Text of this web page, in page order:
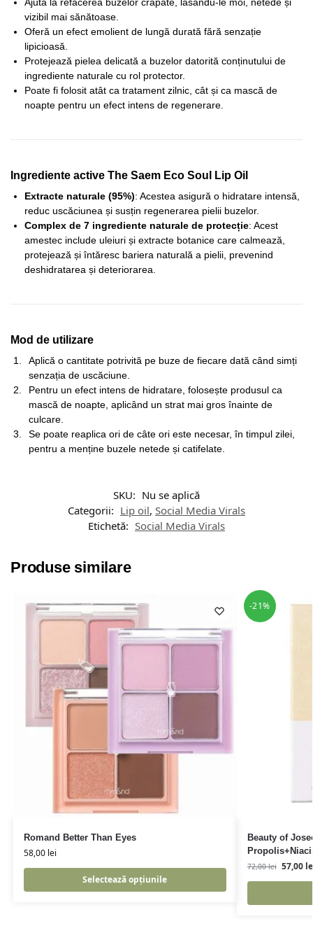
vizibil mai sănătoase.
Oferă un efect emolient de lungă durată fără senzație
lipicioasă.
Protejează pielea delicată a buzelor datorită conținutului de
ingrediente naturale cu rol protector.
Poate fi folosit atât ca tratament zilnic, cât și ca mască de
noapte pentru un efect intens de regenerare.
Ingrediente active The Saem Eco Soul Lip Oil
Extracte naturale (95%): Acestea asigură o hidratare intensă,
reduc uscăciunea și susțin regenerarea pielii buzelor.
Complex de 7 ingrediente naturale de protecție: Acest
amestec include uleiuri și extracte botanice care calmează,
protejează și întăresc bariera naturală a pielii, prevenind
deshidratarea și deteriorarea.
Mod de utilizare
Aplică o cantitate potrivită pe buze de fiecare dată când simți
senzația de uscăciune.
Pentru un efect intens de hidratare, folosește produsul ca
mască de noapte, aplicând un strat mai gros înainte de
culcare.
Se poate reaplica ori de câte ori este necesar, în timpul zilei,
pentru a menține buzele netede și catifelate.
SKU: Nu se aplică
Categorii: Lip oil, Social Media Virals
Etichetă: Social Media Virals
Produse similare
Romand Better Than Eyes
58,00 lei
Selectează opțiunile
-21%
Beauty of
72,00lei 57,00